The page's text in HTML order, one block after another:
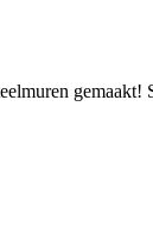
gemaakt!